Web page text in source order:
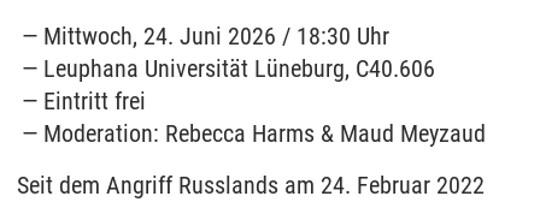
Mittwoch, 24. Juni 2026 / 18:30 Uhr
Leuphana Universität Lüneburg, C40.606
Eintritt frei
Moderation: Rebecca Harms & Maud Meyzaud
Seit dem Angriff Russlands am 24. Februar 2022